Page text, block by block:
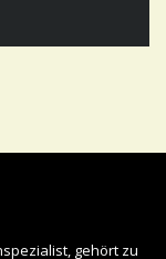
gehört zu